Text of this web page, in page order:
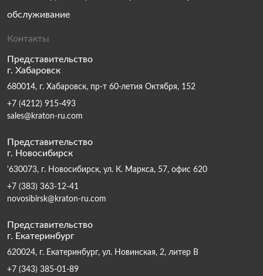
обслуживание
Контакты
Представительство
г. Хабаровск
680014, г. Хабаровск, пр-т 60-летия Октября, 152
+7 (4212) 915-493
sales@kraton-ru.com
Представительство
г. Новосибирск
'630073, г. Новосибирск, ул. К. Маркса, 57, офис 620
+7 (383) 363-12-41
novosibirsk@kraton-ru.com
Представительство
г. Екатеринбург
620024, г. Екатеринбург, ул. Новинская, 2, литер В
+7 (343) 385-01-89